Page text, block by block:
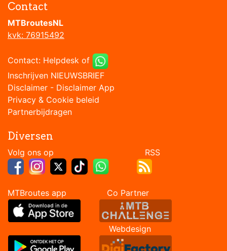
Contact
MTBroutesNL
kvk: 76915492
Contact: Helpdesk of
Inschrijven NIEUWSBRIEF
Disclaimer - Disclaimer App
Privacy & Cookie beleid
Partnerbijdragen
Diversen
Volg ons op RSS
MTBroutes app Co Partner
Webdesign